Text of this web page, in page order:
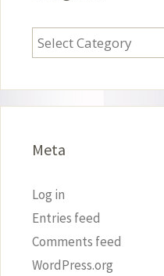
Categories
Meta
Log in
Entries feed
Comments feed
WordPress.org